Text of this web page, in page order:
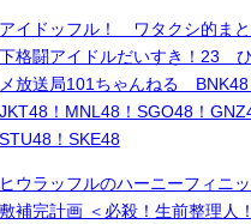
アイドッフル！ ワタクシ的ま
下格闘アイドルだいすき！23
メ放送局101ちゃんねる BNK48
JKT48！MNL48！SGO48！
STU48！SKE48
ヒウラッフルのハーニーフィニ
敷補完計画 ＜必殺！生前整理人